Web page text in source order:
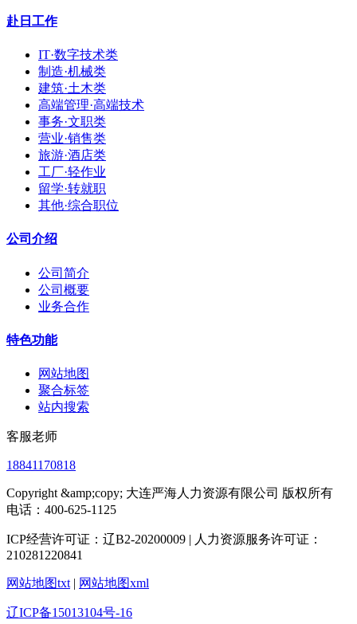
赴日工作
IT·数字技术类
制造·机械类
建筑·土木类
高端管理·高端技术
事务·文职类
营业·销售类
旅游·酒店类
工厂·轻作业
留学·转就职
其他·综合职位
公司介绍
公司简介
公司概要
业务合作
特色功能
网站地图
聚合标签
站内搜索
客服老师
18841170818
Copyright &amp;copy; 大连严海人力资源有限公司 版权所有
电话：400-625-1125
ICP经营许可证：辽B2-20200009 | 人力资源服务许可证：
210281220841
网站地图txt | 网站地图xml
辽ICP备15013104号-16